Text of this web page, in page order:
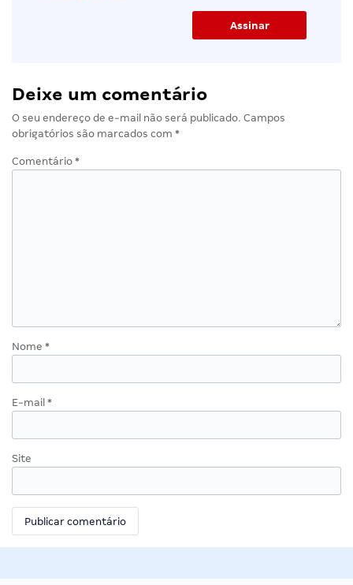
Deixe um comentário
O seu endereço de e-mail não será publicado. Campos
obrigatórios são marcados com *
Comentário *
Nome *
E-mail *
Site